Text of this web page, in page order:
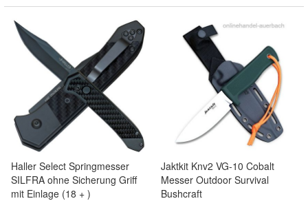
Haller Select Springmesser
SILFRA ohne Sicherung Griff
mit Einlage (18 + )
Jaktkit Knv2 VG-10 Cobalt
Messer Outdoor Survival
Bushcraft